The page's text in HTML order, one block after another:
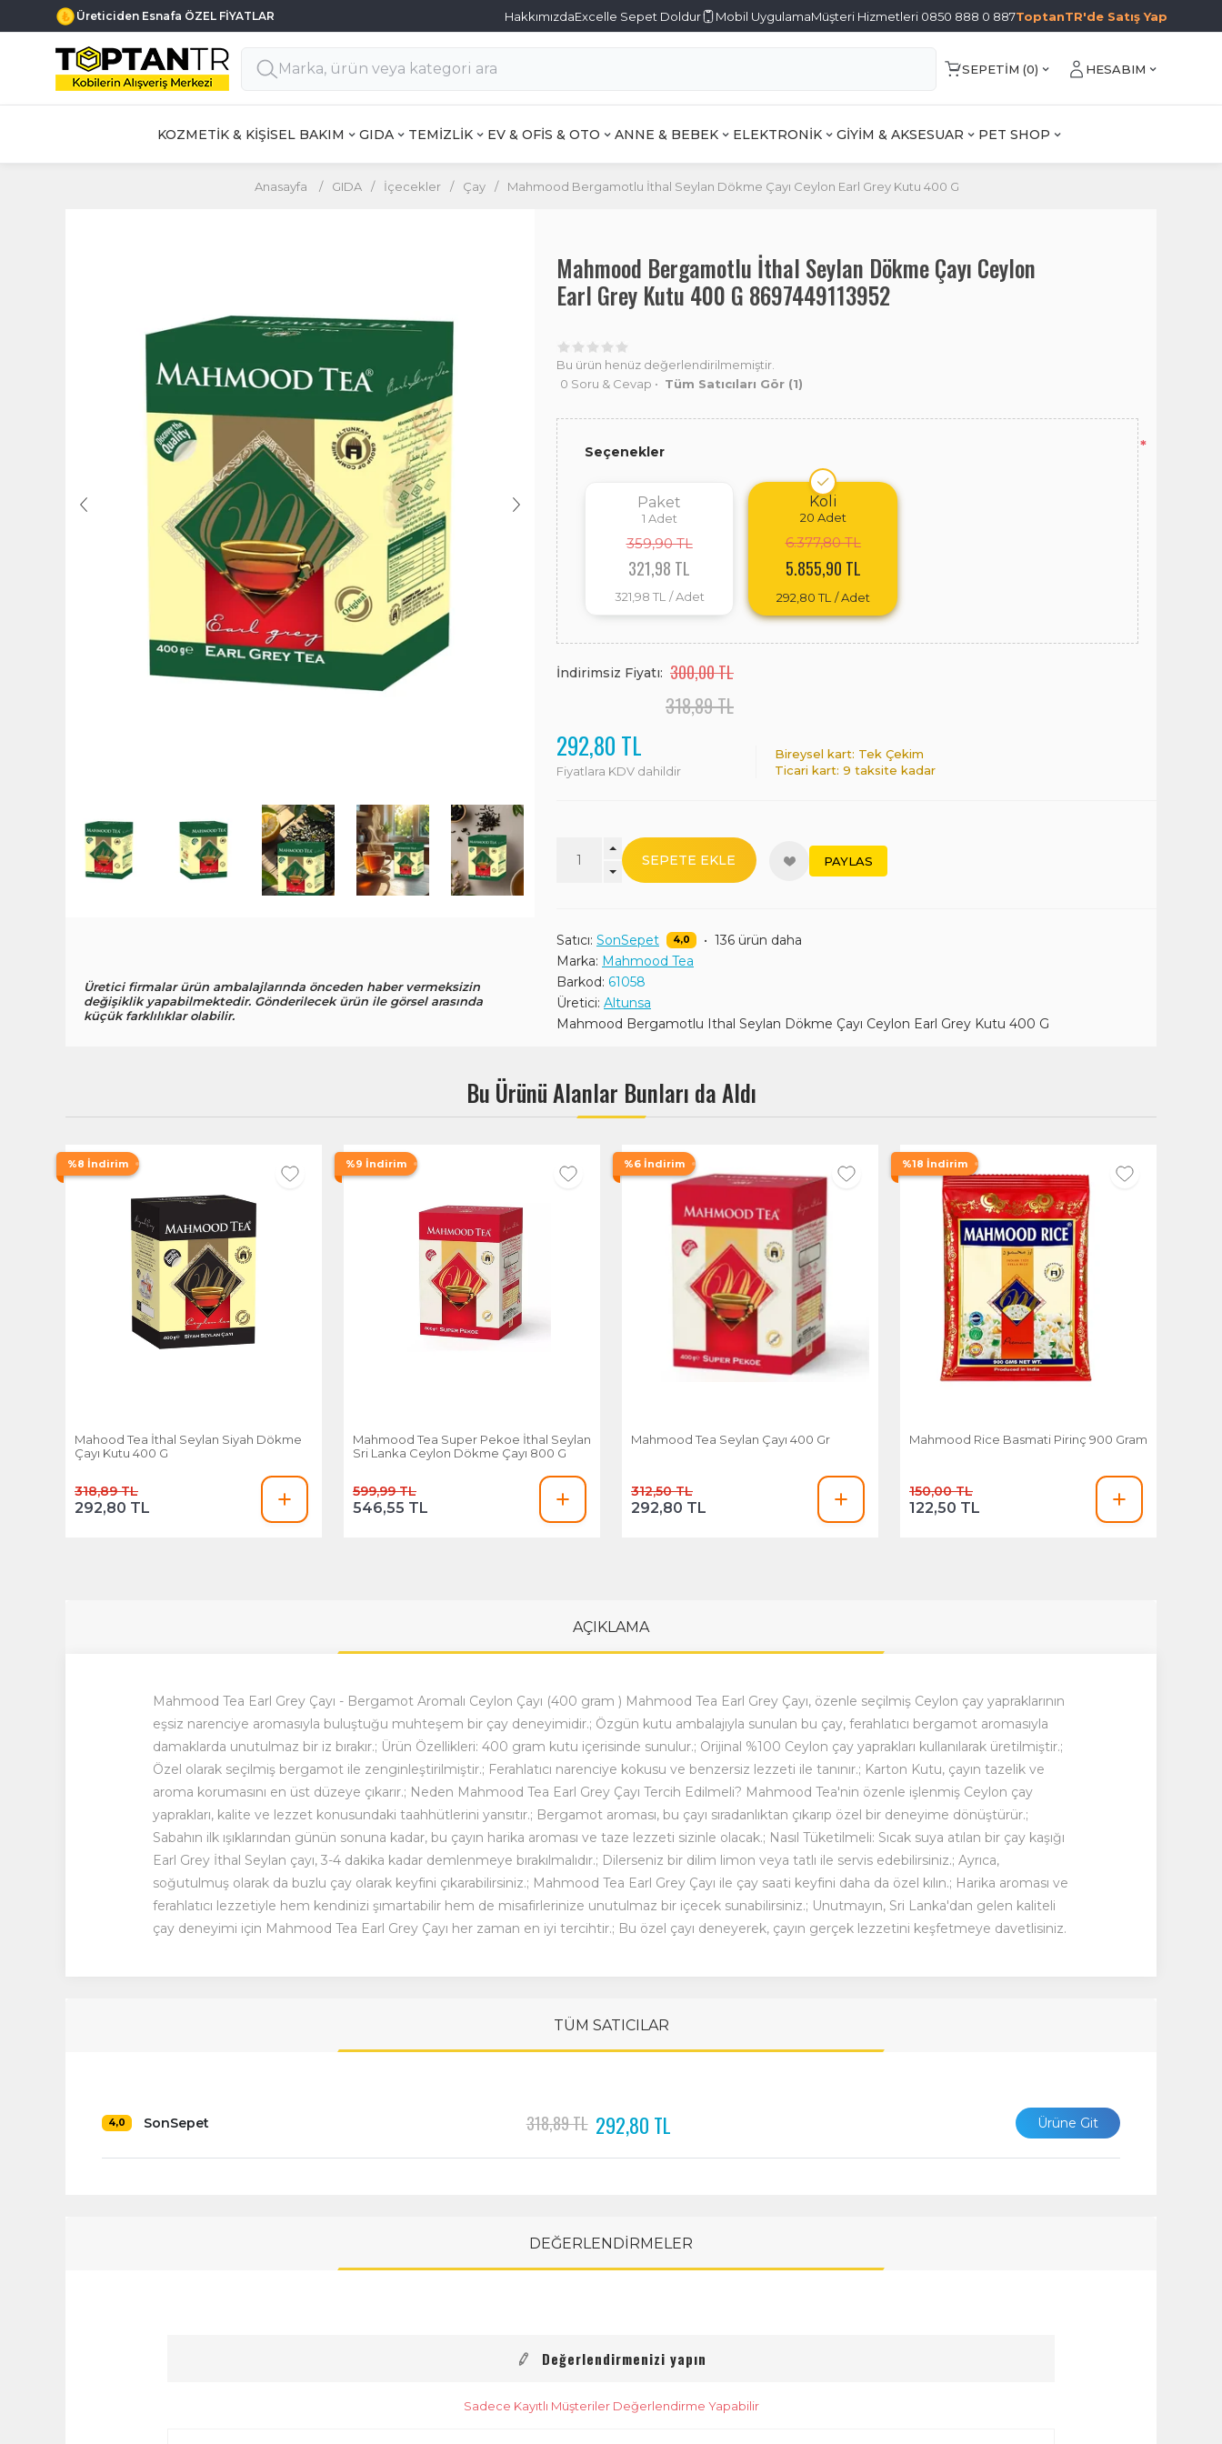
Üreticiden Esnafa ÖZEL FİYATLAR HakkımızdaExcelle Sepet Doldur Mobil UygulamaMüşteri Hizmetleri 0850 888 0 887ToptanTR'de Satış Yap
SEPETIM (0) HESABIM
KOZMETİK & KİŞİSEL BAKIM GIDA TEMİZLİK EV & OFİS & OTO ANNE & BEBEK ELEKTRONİK GİYİM & AKSESUAR PET SHOP
Anasayfa / GIDA / İçecekler / Çay / Mahmood Bergamotlu İthal Seylan Dökme Çayı Ceylon Earl Grey Kutu 400 G
Üretici firmalar ürün ambalajlarında önceden haber vermeksizin
değişiklik yapabilmektedir. Gönderilecek ürün ile görsel arasında
küçük farklılıklar olabilir.
Mahmood Bergamotlu İthal Seylan Dökme Çayı Ceylon
Earl Grey Kutu 400 G 8697449113952
Bu ürün henüz değerlendirilmemiştir.
0 Soru & Cevap • Tüm Satıcıları Gör (1)
Seçenekler *
Paket
1 Adet
359,90 TL
321,98 TL
321,98 TL / Adet
Koli
20 Adet
6.377,80 TL
5.855,90 TL
292,80 TL / Adet
İndirimsiz Fiyatı: 300,00 TL
318,89 TL
292,80 TL
Fiyatlara KDV dahildir
Bireysel kart: Tek Çekim
Ticari kart: 9 taksite kadar
SEPETE EKLE PAYLAS
Satıcı: SonSepet 4,0 • 136 ürün daha
Marka: Mahmood Tea
Barkod: 61058
Üretici: Altunsa
Mahmood Bergamotlu Ithal Seylan Dökme Çayı Ceylon Earl Grey Kutu 400 G
Bu Ürünü Alanlar Bunları da Aldı
%8 İndirim
Mahood Tea İthal Seylan Siyah Dökme
Çayı Kutu 400 G
318,89 TL
292,80 TL
%9 İndirim
Mahmood Tea Super Pekoe İthal Seylan
Sri Lanka Ceylon Dökme Çayı 800 G
599,99 TL
546,55 TL
%6 İndirim
Mahmood Tea Seylan Çayı 400 Gr
312,50 TL
292,80 TL
%18 İndirim
Mahmood Rice Basmati Pirinç 900 Gram
150,00 TL
122,50 TL
AÇIKLAMA
Mahmood Tea Earl Grey Çayı - Bergamot Aromalı Ceylon Çayı (400 gram ) Mahmood Tea Earl Grey Çayı, özenle seçilmiş Ceylon çay yapraklarının
eşsiz narenciye aromasıyla buluştuğu muhteşem bir çay deneyimidir.; Özgün kutu ambalajıyla sunulan bu çay, ferahlatıcı bergamot aromasıyla
damaklarda unutulmaz bir iz bırakır.; Ürün Özellikleri: 400 gram kutu içerisinde sunulur.; Orijinal %100 Ceylon çay yaprakları kullanılarak üretilmiştir.;
Özel olarak seçilmiş bergamot ile zenginleştirilmiştir.; Ferahlatıcı narenciye kokusu ve benzersiz lezzeti ile tanınır.; Karton Kutu, çayın tazelik ve
aroma korumasını en üst düzeye çıkarır.; Neden Mahmood Tea Earl Grey Çayı Tercih Edilmeli? Mahmood Tea'nin özenle işlenmiş Ceylon çay
yaprakları, kalite ve lezzet konusundaki taahhütlerini yansıtır.; Bergamot aroması, bu çayı sıradanlıktan çıkarıp özel bir deneyime dönüştürür.;
Sabahın ilk ışıklarından günün sonuna kadar, bu çayın harika aroması ve taze lezzeti sizinle olacak.; Nasıl Tüketilmeli: Sıcak suya atılan bir çay kaşığı
Earl Grey İthal Seylan çayı, 3-4 dakika kadar demlenmeye bırakılmalıdır.; Dilerseniz bir dilim limon veya tatlı ile servis edebilirsiniz.; Ayrıca,
soğutulmuş olarak da buzlu çay olarak keyfini çıkarabilirsiniz.; Mahmood Tea Earl Grey Çayı ile çay saati keyfini daha da özel kılın.; Harika aroması ve
ferahlatıcı lezzetiyle hem kendinizi şımartabilir hem de misafirlerinize unutulmaz bir içecek sunabilirsiniz.; Unutmayın, Sri Lanka'dan gelen kaliteli
çay deneyimi için Mahmood Tea Earl Grey Çayı her zaman en iyi tercihtir.; Bu özel çayı deneyerek, çayın gerçek lezzetini keşfetmeye davetlisiniz.
TÜM SATICILAR
4,0 SonSepet 318,89 TL 292,80 TL Ürüne Git
DEĞERLENDİRMELER
Değerlendirmenizi yapın
Sadece Kayıtlı Müşteriler Değerlendirme Yapabilir